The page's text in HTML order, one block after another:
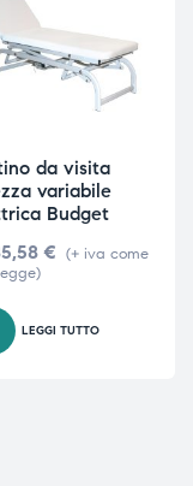
da visita
variabile
Budget
€ (+ iva come
LEGGI TUTTO